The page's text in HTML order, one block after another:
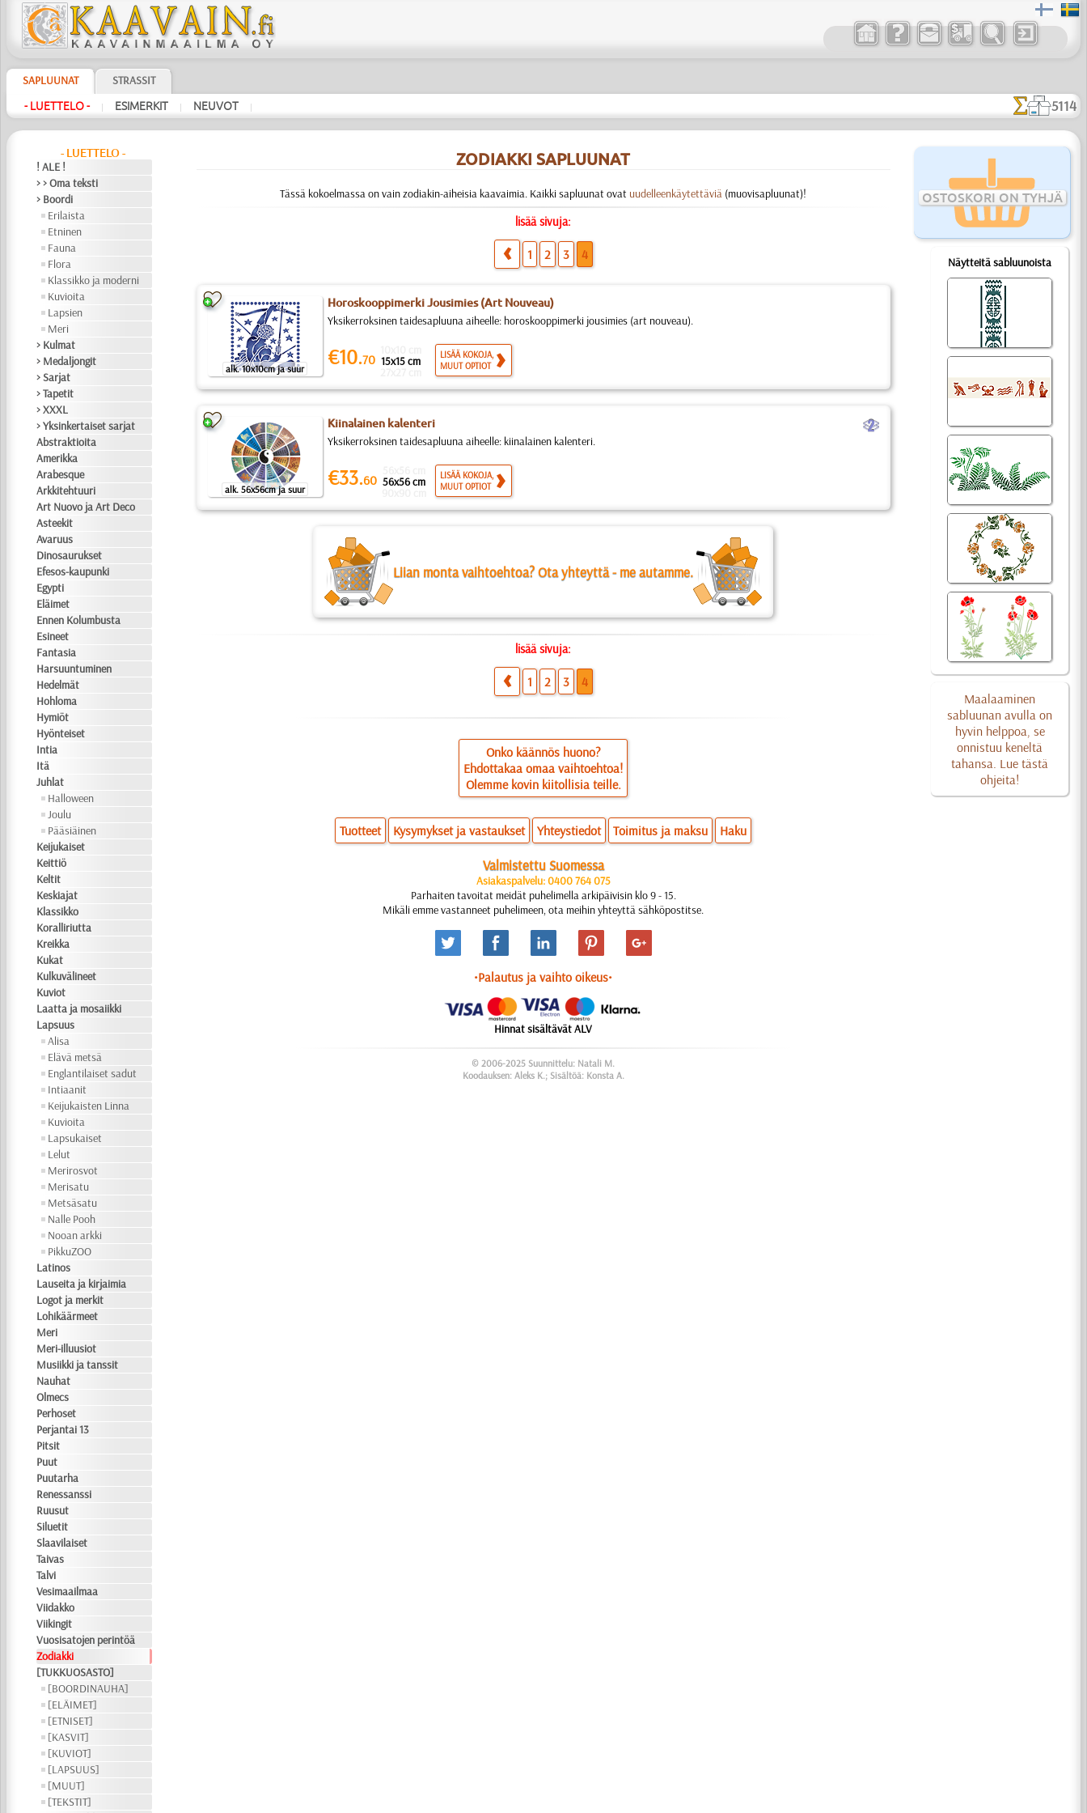
SAPLUUNAT STRASSIT
- LUETTELO - | ESIMERKIT | NEUVOT | 5114
- LUETTELO -
! ALE !
> > Oma teksti
> Boordi
Erilaista
Etninen
Fauna
Flora
Klassikko ja moderni
Kuvioita
Lapsien
Meri
> Kulmat
> Medaljongit
> Sarjat
> Tapetit
> XXXL
> Yksinkertaiset sarjat
Abstraktioita
Amerikka
Arabesque
Arkkitehtuuri
Art Nuovo ja Art Deco
Asteekit
Avaruus
Dinosaurukset
Efesos-kaupunki
Egypti
Eläimet
Ennen Kolumbusta
Esineet
Fantasia
Harsuuntuminen
Hedelmät
Hohloma
Hymiöt
Hyönteiset
Intia
Itä
Juhlat
Halloween
Joulu
Pääsiäinen
Keijukaiset
Keittiö
Keltit
Keskiajat
Klassikko
Koralliriutta
Kreikka
Kukat
Kulkuvälineet
Kuviot
Laatta ja mosaiikki
Lapsuus
Alisa
Elävä metsä
Englantilaiset sadut
Intiaanit
Keijukaisten Linna
Kuvioita
Lapsukaiset
Lelut
Merirosvot
Merisatu
Metsäsatu
Nalle Pooh
Nooan arkki
PikkuZOO
Latinos
Lauseita ja kirjaimia
Logot ja merkit
Lohikäärmeet
Meri
Meri-illuusiot
Musiikki ja tanssit
Nauhat
Olmecs
Perhoset
Perjantai 13
Pitsit
Puut
Puutarha
Renessanssi
Ruusut
Siluetit
Slaavilaiset
Taivas
Talvi
Vesimaailmaa
Viidakko
Viikingit
Vuosisatojen perintöä
Zodiakki
[TUKKUOSASTO]
[BOORDINAUHA]
[ELÄIMET]
[ETNISET]
[KASVIT]
[KUVIOT]
[LAPSUUS]
[MUUT]
[TEKSTIT]
OSTOSKORI ON TYHJÄ
Näytteitä sabluunoista
Maalaaminen
sabluunan avulla on
hyvin helppoa, se
onnistuu keneltä
tahansa. Lue tästä
ohjeita!
ZODIAKKI SAPLUUNAT
Tässä kokoelmassa on vain zodiakin-aiheisia kaavaimia. Kaikki sapluunat ovat uudelleenkäytettäviä (muovisapluunat)!
lisää sivuja:
1 2 3 4
alk. 10x10cm ja suur
Horoskooppimerki Jousimies (Art Nouveau)
Yksikerroksinen taidesapluuna aiheelle: horoskooppimerki jousimies (art nouveau).
€10.70 15x15 cm
LISÄÄ KOKOJA,
MUUT OPTIOT
alk. 56x56cm ja suur
Kiinalainen kalenteri b
Yksikerroksinen taidesapluuna aiheelle: kiinalainen kalenteri.
€33.60 56x56 cm
LISÄÄ KOKOJA,
MUUT OPTIOT
Liian monta vaihtoehtoa? Ota yhteyttä - me autamme.
lisää sivuja:
1 2 3 4
Onko käännös huono?
Ehdottakaa omaa vaihtoehtoa!
Olemme kovin kiitollisia teille.
Tuotteet Kysymykset ja vastaukset Yhteystiedot Toimitus ja maksu Haku
Valmistettu Suomessa
Asiakaspalvelu: 0400 764 075
Parhaiten tavoitat meidät puhelimella arkipäivisin klo 9 - 15.
Mikäli emme vastanneet puhelimeen, ota meihin yhteyttä sähköpostitse.
•Palautus ja vaihto oikeus•
Hinnat sisältävät ALV
© 2006-2025 Suunnittelu: Natali M.
Koodauksen: Aleks K.; Sisältöä: Konsta A.